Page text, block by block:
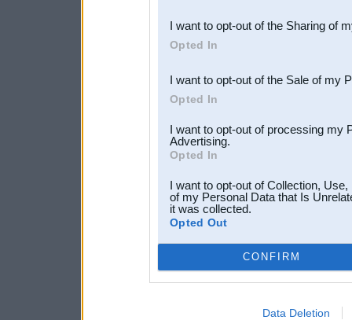
Downstream Participants
third parties.
I want to opt-out of the Sharing of
Opted In
I want to opt-out of the Sale of my
Opted In
I want to opt-out of processing my
Advertising.
Opted In
I want to opt-out of Collection,
of my Personal Data that Is
it was collected.
Opted Out
CONFIRM
Data Deletion